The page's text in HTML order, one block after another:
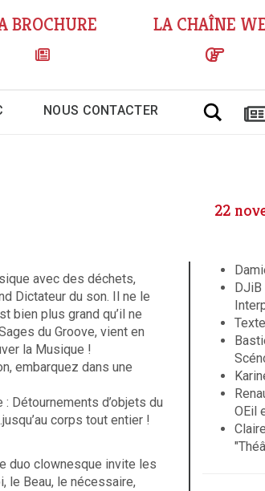
BROCHURE LA CHAÎNE
NOUS CONTACTER
22
avec des déchets,
Dictateur du son. Il ne le
bien plus grand qu’il ne
du Groove, vient en
la Musique !
embarquez dans une
Détournements d’objets du
corps tout entier !
duo clownesque invite les
le Beau, le nécessaire,
OEil